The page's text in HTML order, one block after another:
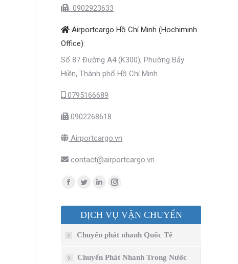
0902923633
Airportcargo Hồ Chí Minh (Hochiminh
Office):
Số 87 Đường A4 (K300), Phường Bảy
Hiền, Thành phố Hồ Chí Minh
0795166689
0902268618
Airportcargo.vn
contact@airportcargo.vn
Find us on:
Facebook
opens
window
Twitter
opens
new
window
Linkedin
opens
new
window
Instagram
opens
window
DỊCH VỤ VẬN CHUYỂN
Chuyển phát nhanh Quốc Tế
Chuyển Phát Nhanh Trong Nước